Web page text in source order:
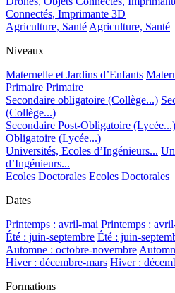
Connectés, Imprimante 3D
Agriculture, Santé Agriculture, Santé
Niveaux
Maternelle et Jardins d’Enfants
Primaire Primaire
Secondaire obligatoire (Collège...)
(Collège...)
Secondaire Post-Obligatoire (Lycée...)
Obligatoire (Lycée...)
Universités, Ecoles d’Ingénieurs...
d’Ingénieurs...
Ecoles Doctorales Ecoles Doctorales
Dates
Printemps : avril-mai Printemps :
Été : juin-septembre Été : juin-
Automne : octobre-novembre
Hiver : décembre-mars Hiver :
Formations